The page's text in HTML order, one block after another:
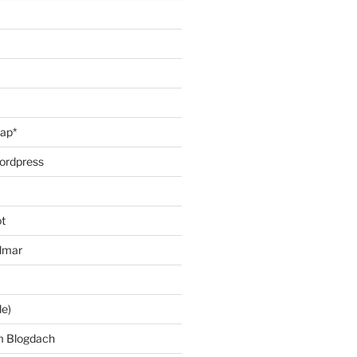
Blogdach